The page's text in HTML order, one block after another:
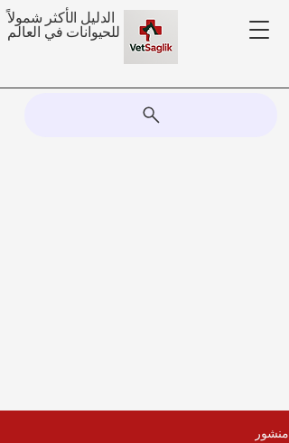
الدليل الأكثر شمولاً
للحيوانات في العالم
منشور